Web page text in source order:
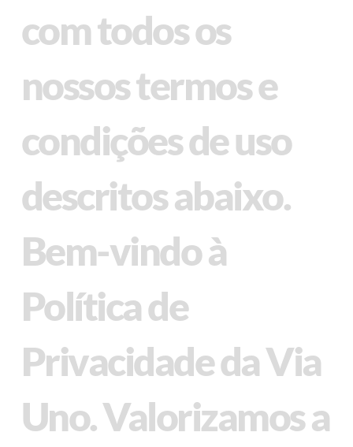
com todos os
nossos termos e
condições de uso
descritos abaixo.
Bem-vindo à
Política de
Privacidade da Via
Uno. Valorizamos a